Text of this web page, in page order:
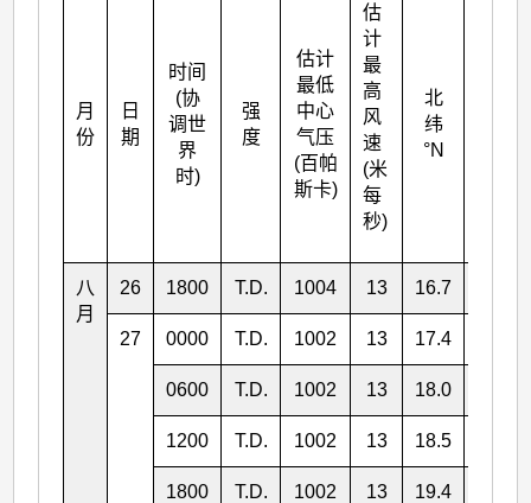
月
份
日
期
时间
(协
调世
界
时)
强
度
估计
最低
中心
气压
(百帕
斯卡)
估
计
最
高
风
速
(米
每
秒)
北
纬
°N
八
月
26 1800 T.D. 1004 13 16.7
27 0000 T.D. 1002 13 17.4
0600 T.D. 1002 13 18.0
1200 T.D. 1002 13 18.5
1800 T.D. 1002 13 19.4